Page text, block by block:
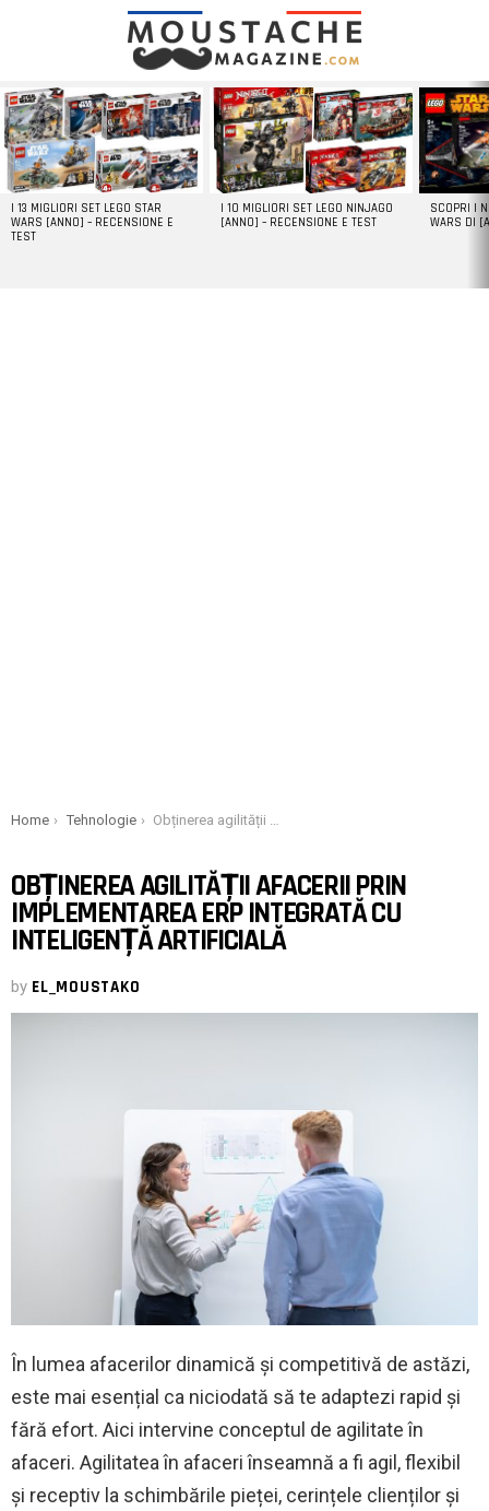
LATEST
STORIES
I 13 MIGLIORI SET LEGO STAR
WARS [ANNO] – RECENSIONE E
TEST
I 10 MIGLIORI SET LEGO NINJAGO
[ANNO] – RECENSIONE E TEST
SCOPRI I
WARS DI
You are here:
Home Tehnologie Obținerea agilității afacerii prin implementarea ERP integrată cu inteligență artificială
OBȚINEREA AGILITĂȚII AFACERII PRIN
IMPLEMENTAREA ERP INTEGRATĂ CU
INTELIGENȚĂ ARTIFICIALĂ
by EL_MOUSTAKO
În lumea afacerilor dinamică și competitivă de astăzi,
este mai esențial ca niciodată să te adaptezi rapid și
fără efort. Aici intervine conceptul de agilitate în
afaceri. Agilitatea în afaceri înseamnă a fi agil, flexibil
și receptiv la schimbările pieței, cerințele clienților și